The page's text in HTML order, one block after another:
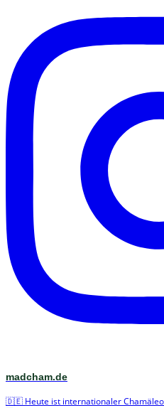
madcham.de
🇩🇪 Heute ist internationaler